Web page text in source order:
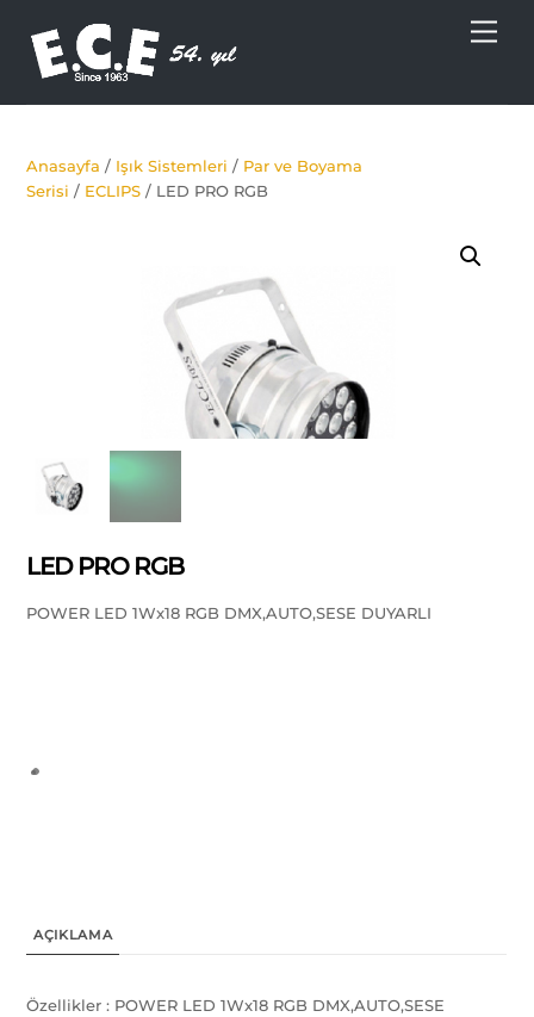
content
Anasayfa / Işık Sistemleri / Par ve Boyama
Serisi / ECLIPS / LED PRO RGB
LED PRO RGB
POWER LED 1Wx18 RGB DMX,AUTO,SESE DUYARLI
AÇIKLAMA
Özellikler : POWER LED 1Wx18 RGB DMX,AUTO,SESE